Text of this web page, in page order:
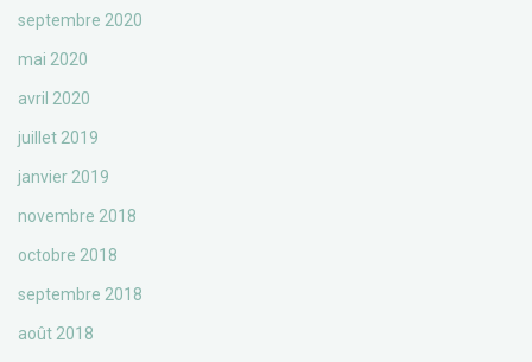
septembre 2020
mai 2020
avril 2020
juillet 2019
janvier 2019
novembre 2018
octobre 2018
septembre 2018
août 2018